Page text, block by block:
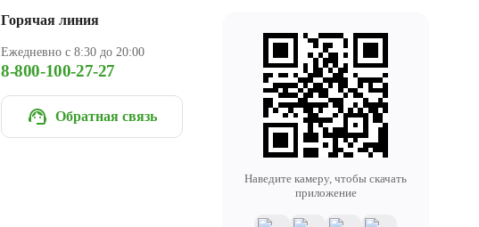
Горячая линия
Ежедневно с 8:30 до 20:00
8-800-100-27-27
Обратная связь
Наведите камеру, чтобы скачать
приложение